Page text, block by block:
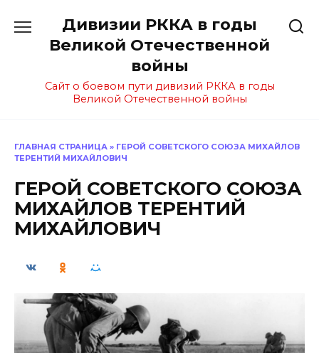
содержанию
Дивизии РККА в годы
Великой Отечественной
войны
Сайт о боевом пути дивизий РККА в годы
Великой Отечественной войны
ГЛАВНАЯ СТРАНИЦА » ГЕРОЙ СОВЕТСКОГО СОЮЗА МИХАЙЛОВ
ТЕРЕНТИЙ МИХАЙЛОВИЧ
ГЕРОЙ СОВЕТСКОГО СОЮЗА
МИХАЙЛОВ ТЕРЕНТИЙ
МИХАЙЛОВИЧ